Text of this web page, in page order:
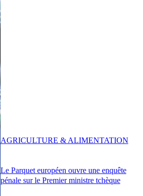
Le Parquet européen ouvre une enquête
pénale sur le Premier ministre tchèque
AGRICULTURE & ALIMENTATION